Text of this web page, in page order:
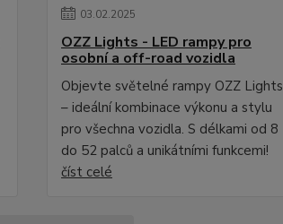
03.02.2025
OZZ Lights - LED rampy pro
osobní a off-road vozidla
Objevte světelné rampy OZZ Lights
– ideální kombinace výkonu a stylu
pro všechna vozidla. S délkami od 8
do 52 palců a unikátními funkcemi!
číst celé